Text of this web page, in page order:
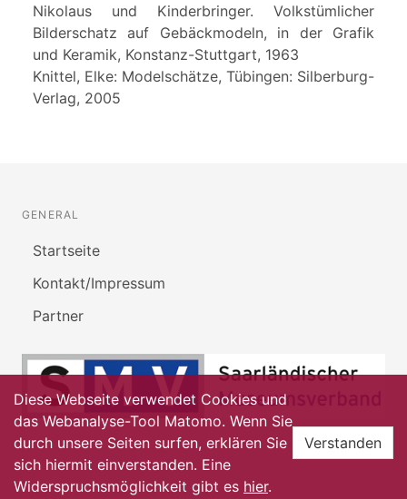
Nikolaus und Kinderbringer. Volkstümlicher
Bilderschatz auf Gebäckmodeln, in der Grafik
und Keramik, Konstanz-Stuttgart, 1963
Knittel, Elke: Modelschätze, Tübingen: Silberburg-
Verlag, 2005
GENERAL
Startseite
Kontakt/Impressum
Partner
Diese Webseite verwendet Cookies und
das Webanalyse-Tool Matomo. Wenn Sie
durch unsere Seiten surfen, erklären Sie
sich hiermit einverstanden. Eine
Widerspruchsmöglichkeit gibt es hier.
Verstanden